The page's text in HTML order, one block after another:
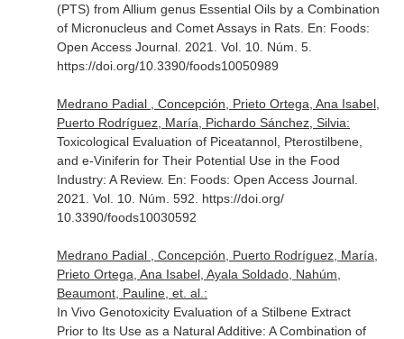
(PTS) from Allium genus Essential Oils by a Combination
of Micronucleus and Comet Assays in Rats. En: Foods:
Open Access Journal. 2021. Vol. 10. Núm. 5.
https://doi.org/10.3390/foods10050989
Medrano Padial , Concepción, Prieto Ortega, Ana Isabel,
Puerto Rodríguez, María, Pichardo Sánchez, Silvia:
Toxicological Evaluation of Piceatannol, Pterostilbene,
and e-Viniferin for Their Potential Use in the Food
Industry: A Review. En: Foods: Open Access Journal.
2021. Vol. 10. Núm. 592. https://doi.org/
10.3390/foods10030592
Medrano Padial , Concepción, Puerto Rodríguez, María,
Prieto Ortega, Ana Isabel, Ayala Soldado, Nahúm,
Beaumont, Pauline, et. al.:
In Vivo Genotoxicity Evaluation of a Stilbene Extract
Prior to Its Use as a Natural Additive: A Combination of